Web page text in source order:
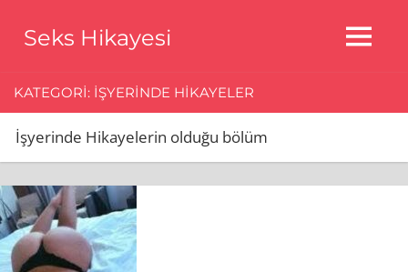
Seks Hikayesi
Hikayeleri,Bedava
Seks
Hikayeleri
MENU
KATEGORI: İŞYERINDE HIKAYELER
İşyerinde Hikayelerin olduğu bölüm